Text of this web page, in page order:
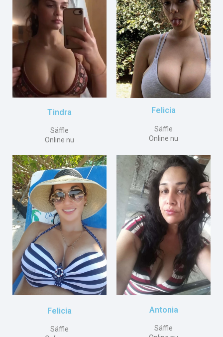
Tindra
Säffle
Online nu
Felicia
Säffle
Online nu
Felicia
Säffle
Antonia
Säffle